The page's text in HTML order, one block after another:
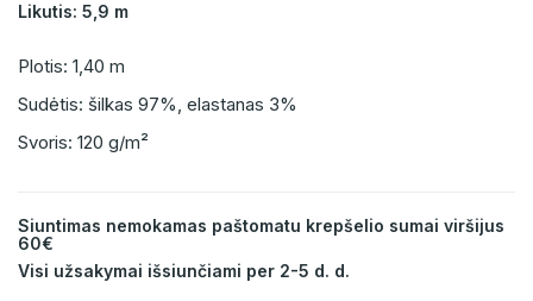
Likutis: 5,9 m
Plotis: 1,40 m
Sudėtis: šilkas 97%, elastanas 3%
Svoris: 120 g/m²
Siuntimas nemokamas paštomatu krepšelio sumai viršijus
60€
Visi užsakymai išsiunčiami per 2-5 d. d.